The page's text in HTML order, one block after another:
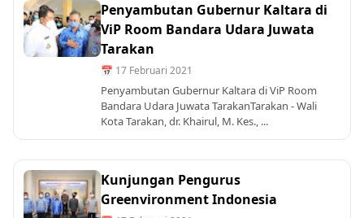
Penyambutan Gubernur Kaltara di
ViP Room Bandara Udara Juwata
Tarakan
📅 17 Februari 2021
Penyambutan Gubernur Kaltara di ViP Room
Bandara Udara Juwata TarakanTarakan - Wali
Kota Tarakan, dr. Khairul, M. Kes., ...
Kunjungan Pengurus
Greenvironment Indonesia